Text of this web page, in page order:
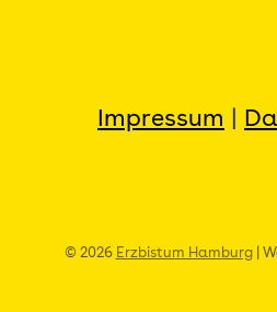
Impressum
© 2026 Erzbistum Hamburg|